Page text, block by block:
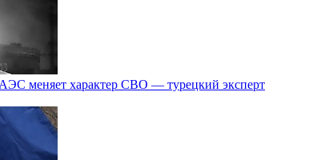
меняет характер СВО — турецкий эксперт